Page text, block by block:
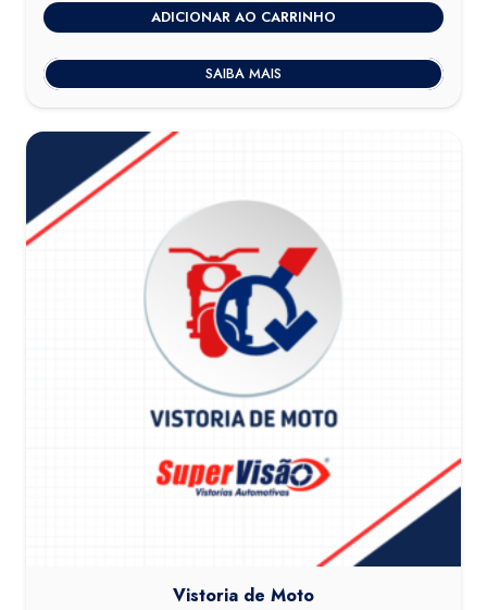
ADICIONAR AO CARRINHO
SAIBA MAIS
Vistoria de Moto